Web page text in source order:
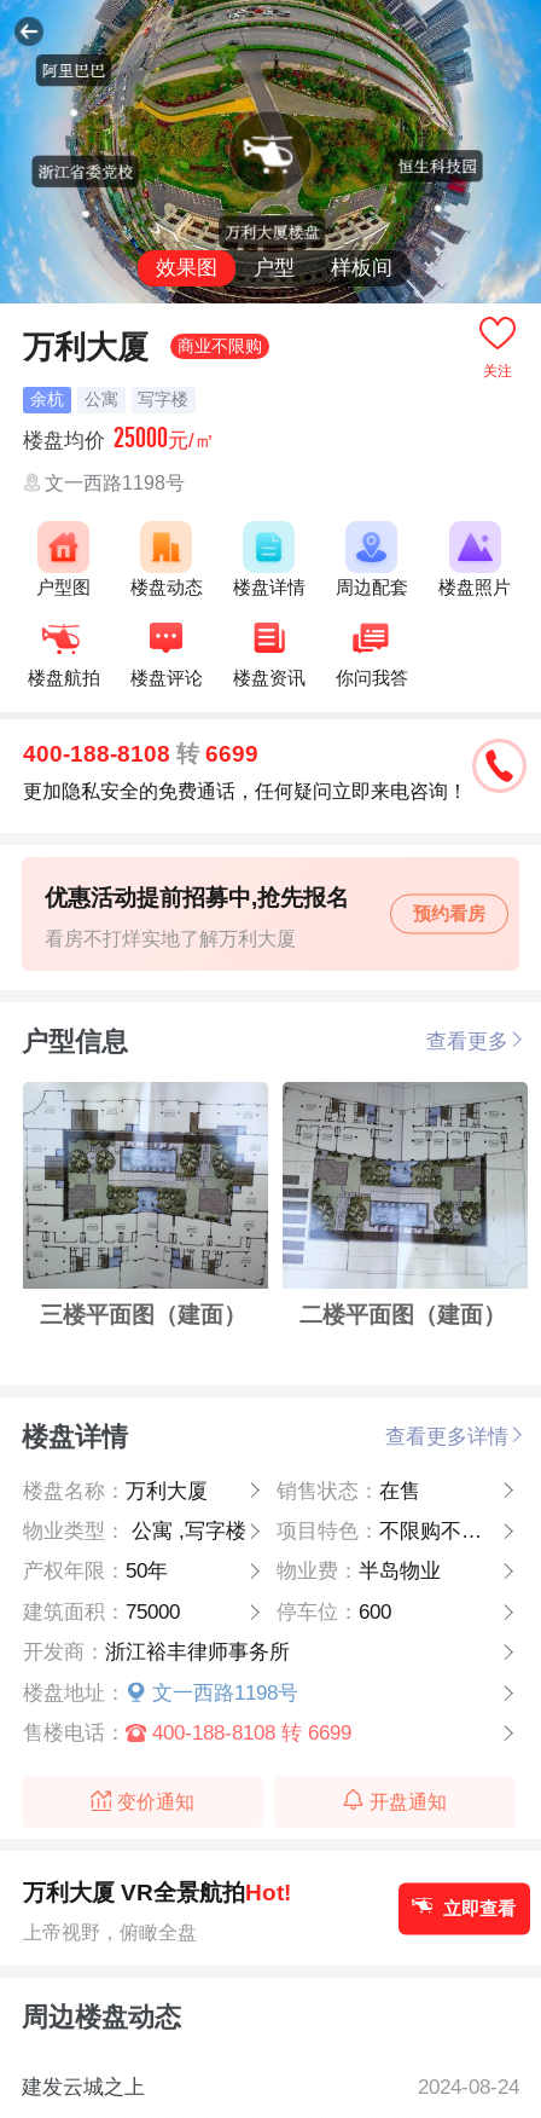
效果图 户型 样板间
关注
万利大厦 商业不限购
余杭 公寓 写字楼
楼盘均价 25000元/㎡
文一西路1198号
户型图 楼盘动态 楼盘详情 周边配套 楼盘照片
楼盘航拍 楼盘评论 楼盘资讯 你问我答
400-188-8108转 6699
更加隐私安全的免费通话，任何疑问立即来电咨询！
看房不打烊实地了解万利大厦
优惠活动提前招募中,抢先报名
预约看房
户型信息 查看更多
三楼平面图（建面） 二楼平面图（建面）
楼盘详情 查看更多详情
楼盘名称：万利大厦 销售状态： 在售
物业类型：
公寓 ,写字楼 项目特色： 不限购不限贷
产权年限： 50年 物业费： 半岛物业
建筑面积：75000 停车位： 600
开发商：浙江裕丰律师事务所
楼盘地址：
文一西路1198号
售楼电话：
400-188-8108 转 6699
变价通知 开盘通知
万利大厦 VR全景航拍Hot!
上帝视野，俯瞰全盘
立即查看
周边楼盘动态
建发云城之上
2024-08-24